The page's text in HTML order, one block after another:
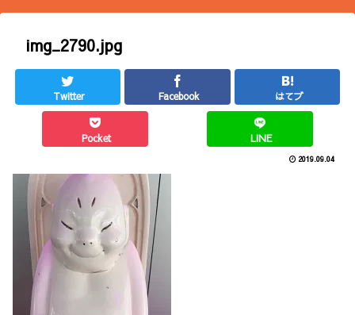
img_2790.jpg
Twitter Facebook はてブ
Pocket LINE
2019.09.04